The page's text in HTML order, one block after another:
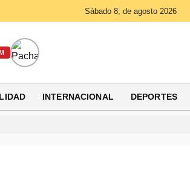
Sábado 8, de agosto 2026
INTERNACIONAL DEPORTES